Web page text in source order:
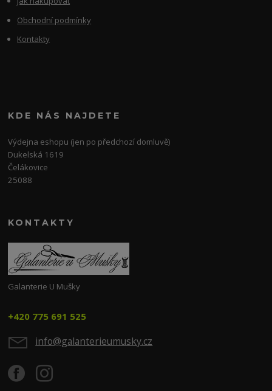
Obchodní podmínky
Kontakty
KDE NÁS NAJDETE
Výdejna eshopu (jen po předchozí domluvě)
Dukelská 1619
Čelákovice
25088
KONTAKTY
Galanterie U Mušky
+420 775 691 525
info@galanterieumusky.cz